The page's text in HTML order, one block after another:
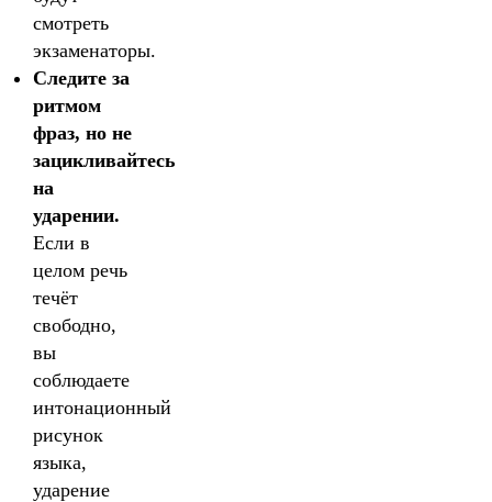
смотреть
экзаменаторы.
Следите за
ритмом
фраз, но не
зацикливайтесь
на
ударении.
Если в
целом речь
течёт
свободно,
вы
соблюдаете
интонационный
рисунок
языка,
ударение